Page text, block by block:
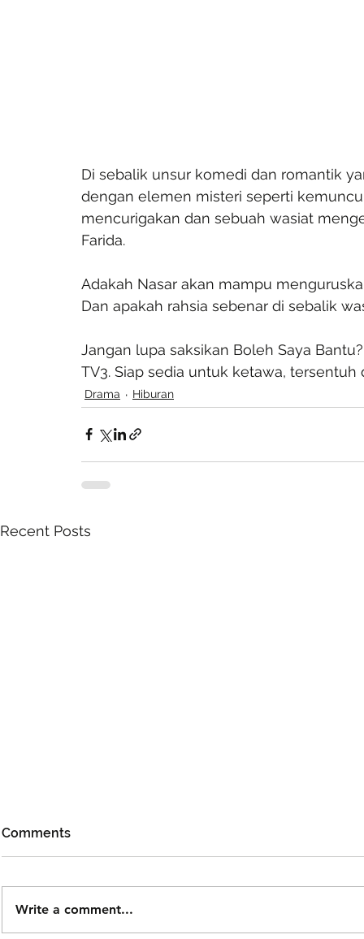
Di sebalik unsur komedi dan romantik
dengan elemen misteri seperti
mencurigakan dan sebuah wasiat
Farida.
Adakah Nasar akan mampu
Dan apakah rahsia sebenar di sebalik
Jangan lupa saksikan Boleh Saya
TV3. Siap sedia untuk ketawa, tersentuh
Drama Hiburan
Recent Posts
Comments
Write a comment...